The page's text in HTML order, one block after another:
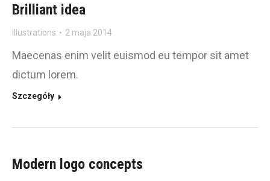
Brilliant idea
Illustrations 2 maja 2014
Maecenas enim velit euismod eu tempor sit amet
dictum lorem.
Szczegóły
Modern logo concepts